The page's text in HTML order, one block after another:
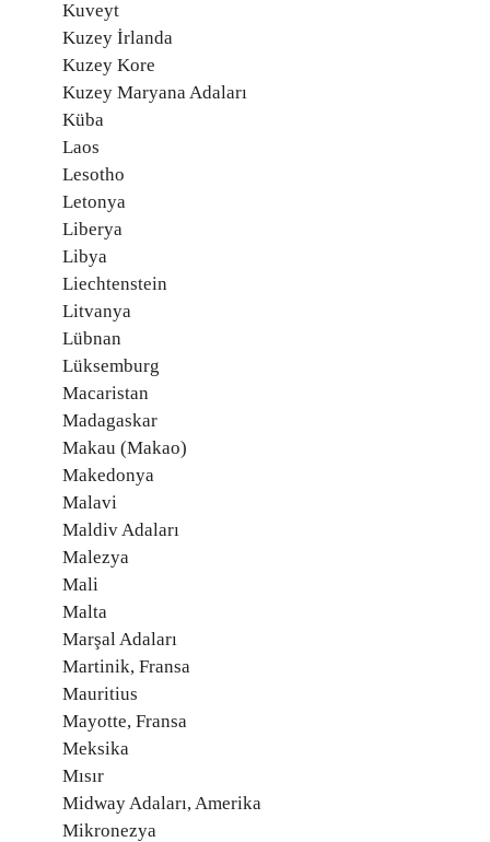
Kuveyt
Kuzey İrlanda
Kuzey Kore
Kuzey Maryana Adaları
Küba
Laos
Lesotho
Letonya
Liberya
Libya
Liechtenstein
Litvanya
Lübnan
Lüksemburg
Macaristan
Madagaskar
Makau (Makao)
Makedonya
Malavi
Maldiv Adaları
Malezya
Mali
Malta
Marşal Adaları
Martinik, Fransa
Mauritius
Mayotte, Fransa
Meksika
Mısır
Midway Adaları, Amerika
Mikronezya